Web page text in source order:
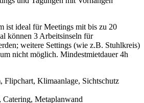
ist ideal für Meetings mit bis zu 20
können 3 Arbeitsinseln für
weitere Settings (wie z.B. Stuhlkreis)
nicht möglich. Mindestmietdauer 4h
Flipchart, Klimaanlage, Sichtschutz
Metaplanwand